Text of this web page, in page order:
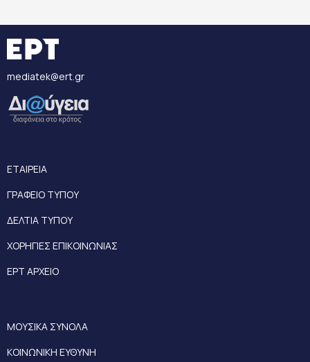
mediatek@ert.gr
ΕΤΑΙΡΕΙΑ
ΓΡΑΦΕΙΟ ΤΥΠΟΥ
ΔΕΛΤΙΑ ΤΥΠΟΥ
ΧΟΡΗΓΙΕΣ ΕΠΙΚΟΙΝΩΝΙΑΣ
ΕΡΤ ΑΡΧΕΙΟ
ΜΟΥΣΙΚΑ ΣΥΝΟΛΑ
ΚΟΙΝΩΝΙΚΗ ΕΥΘΥΝΗ